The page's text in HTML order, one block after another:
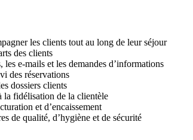
les clients tout au long de leur séjour
des clients
les e-mails et les demandes d’informations
des réservations
dossiers clients
la fidélisation de la clientèle
et d’encaissement
de qualité, d’hygiène et de sécurité